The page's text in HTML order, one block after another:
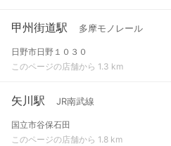
甲州街道駅 多摩モノレール
日野市日野１０３０
このページの店舗から 1.3 km
矢川駅 JR南武線
国立市谷保石田
このページの店舗から 1.8 km